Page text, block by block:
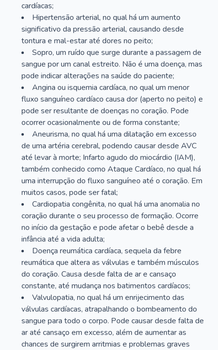
cardíacas;
Hipertensão arterial, no qual há um aumento
significativo da pressão arterial, causando desde
tontura e mal-estar até dores no peito;
Sopro, um ruído que surge durante a passagem de
sangue por um canal estreito. Não é uma doença, mas
pode indicar alterações na saúde do paciente;
Angina ou isquemia cardíaca, no qual um menor
fluxo sanguíneo cardíaco causa dor (aperto no peito) e
pode ser resultante de doenças no coração. Pode
ocorrer ocasionalmente ou de forma constante;
Aneurisma, no qual há uma dilatação em excesso
de uma artéria cerebral, podendo causar desde AVC
até levar à morte; Infarto agudo do miocárdio (IAM),
também conhecido como Ataque Cardíaco, no qual há
uma interrupção do fluxo sanguíneo até o coração. Em
muitos casos, pode ser fatal;
Cardiopatia congênita, no qual há uma anomalia no
coração durante o seu processo de formação. Ocorre
no início da gestação e pode afetar o bebê desde a
infância até a vida adulta;
Doença reumática cardíaca, sequela da febre
reumática que altera as válvulas e também músculos
do coração. Causa desde falta de ar e cansaço
constante, até mudança nos batimentos cardíacos;
Valvulopatia, no qual há um enrijecimento das
válvulas cardíacas, atrapalhando o bombeamento do
sangue para todo o corpo. Pode causar desde falta de
ar até cansaço em excesso, além de aumentar as
chances de surgirem arritmias e problemas graves